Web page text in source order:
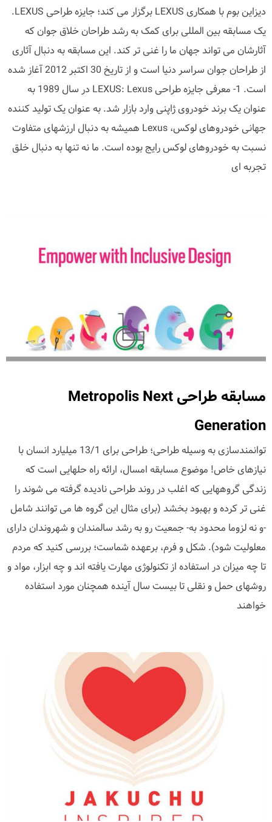
دیزاین بوم با همکاری LEXUS برگزار می کند؛ جایزه طراحی LEXUS.
یک مسابقه بین المللی برای کمک به رشد طراحان خلاق جوان که
آثارشان می تواند جهان ما را غنی تر کند. این مسابقه به دنبال آثاری
از طراحان جوان سراسر دنیا است و از تاریخ 30 اکتبر 2012 آغاز شده
است. 1- معرفی جایزه طراحی LEXUS: Lexus در سال 1989 به
عنوان یک برند خودروی ژاپنی وارد بازار شد. به عنوان یک تولید کننده
جهانی خودروهای لوکس، Lexus همیشه به دنبال ارزشهای متفاوت
نسبت به خودروهای لوکس رایج بوده است. ما نه تنها به دنبال خلق
تجربه ای
مسابقه طراحی Metropolis Next
Generation
توانمندسازی به وسیله طراحی؛ طراحی برای 13/1 میلیارد انسان با
نیازهای خاص! موضوع مسابقه امسال، ارائه راه حلهایی است که
زندگی گروههایی که اغلب در روند طراحی نادیده گرفته می شوند را
غنی تر کرده و بهبود بخشد (برای مثال این گروه ها می توانند شامل
-و نه لزوما محدود به- جمعیت رو به رشد سالمندان و شهروندان دارای
معلولیت شود). شکل و فرم، برعهده شماست؛ بررسی کنید که مردم
تا چه میزان در استفاده از تکنولوژی مهارت یافته اند و چه ابزار، مواد و
روشهای حمل و نقلی تا بیست سال آینده همچنان مورد استفاده
خواهند